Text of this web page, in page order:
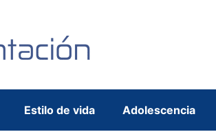
Estilo de vida Adolescencia